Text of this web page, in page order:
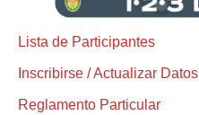
Lista de Participantes
Inscribirse / Actualizar Datos
Reglamento Particular